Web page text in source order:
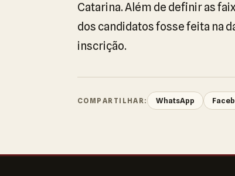
Catarina. Além de definir as
dos candidatos fosse feita na
inscrição.
COMPARTILHAR: WhatsApp